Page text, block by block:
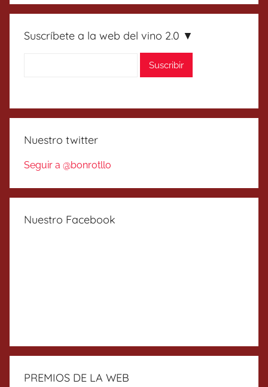
Suscríbete a la web del vino 2.0 ▼
Nuestro twitter
Seguir a @bonrotllo
Nuestro Facebook
PREMIOS DE LA WEB